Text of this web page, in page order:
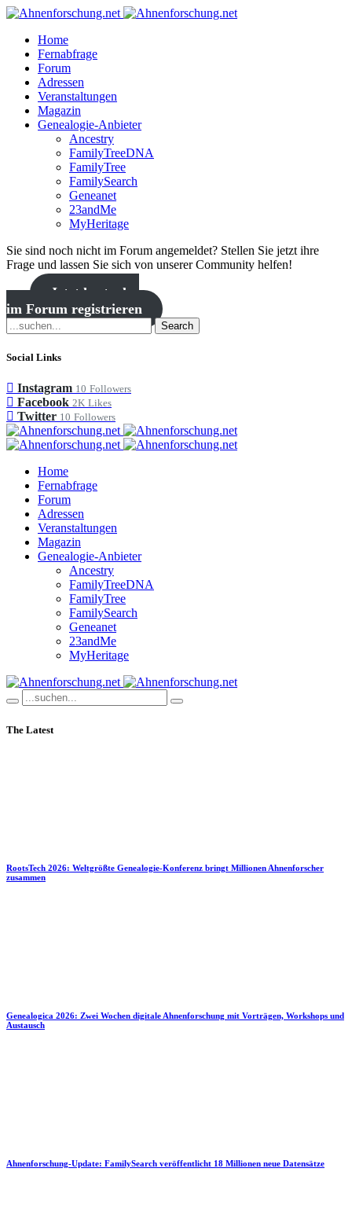
Home
Fernabfrage
Forum
Adressen
Veranstaltungen
Magazin
Genealogie-Anbieter
Ancestry
FamilyTreeDNA
FamilyTree
FamilySearch
Geneanet
23andMe
MyHeritage
Sie sind noch nicht im Forum angemeldet? Stellen Sie jetzt ihre
Frage und lassen Sie sich von unserer Community helfen!
Jetzt kostenlos
im Forum registrieren
Search
Social Links
Instagram 10 Followers
Facebook 2K Likes
Twitter 10 Followers
Home
Fernabfrage
Forum
Adressen
Veranstaltungen
Magazin
Genealogie-Anbieter
Ancestry
FamilyTreeDNA
FamilyTree
FamilySearch
Geneanet
23andMe
MyHeritage
The Latest
RootsTech 2026: Weltgrößte Genealogie-Konferenz bringt Millionen Ahnenforscher
zusammen
Genealogica 2026: Zwei Wochen digitale Ahnenforschung mit Vorträgen, Workshops und
Austausch
Ahnenforschung-Update: FamilySearch veröffentlicht 18 Millionen neue Datensätze